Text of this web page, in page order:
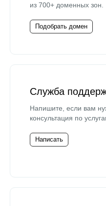
из 700+ доменных зон.
Подобрать домен
Служба
Напишите, если вам
консультация по
Написать